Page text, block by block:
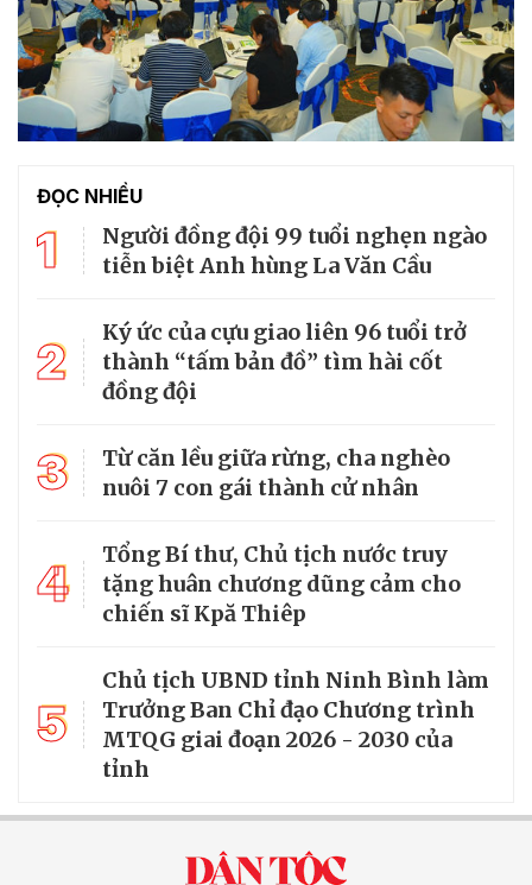
ĐỌC NHIỀU
1
Người đồng đội 99 tuổi nghẹn ngào
tiễn biệt Anh hùng La Văn Cầu
2
Ký ức của cựu giao liên 96 tuổi trở
thành “tấm bản đồ” tìm hài cốt
đồng đội
3
Từ căn lều giữa rừng, cha nghèo
nuôi 7 con gái thành cử nhân
4
Tổng Bí thư, Chủ tịch nước truy
tặng huân chương dũng cảm cho
chiến sĩ Kpă Thiêp
5
Chủ tịch UBND tỉnh Ninh Bình làm
Trưởng Ban Chỉ đạo Chương trình
MTQG giai đoạn 2026 - 2030 của
tỉnh